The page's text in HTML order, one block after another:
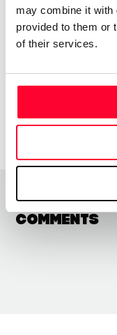
may combine it with
provided to them or
of their services.
Date:
Author:
License:
More information
Comments